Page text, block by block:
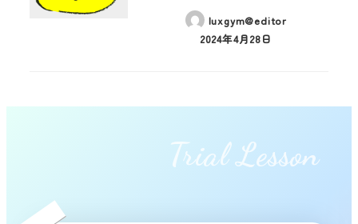
luxgym@editor
2024年4月28日
Trial Lesson